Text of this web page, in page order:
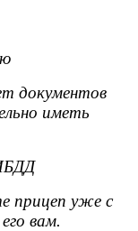
документов
иметь
прицеп уже с
вам.